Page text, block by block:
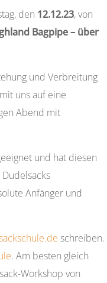
den 12.12.23, von
Bagpipe – über
und Verbreitung
uns auf eine
Abend mit
und hat diesen
Anfänger und
schreiben.
. Am besten gleich
Workshop von